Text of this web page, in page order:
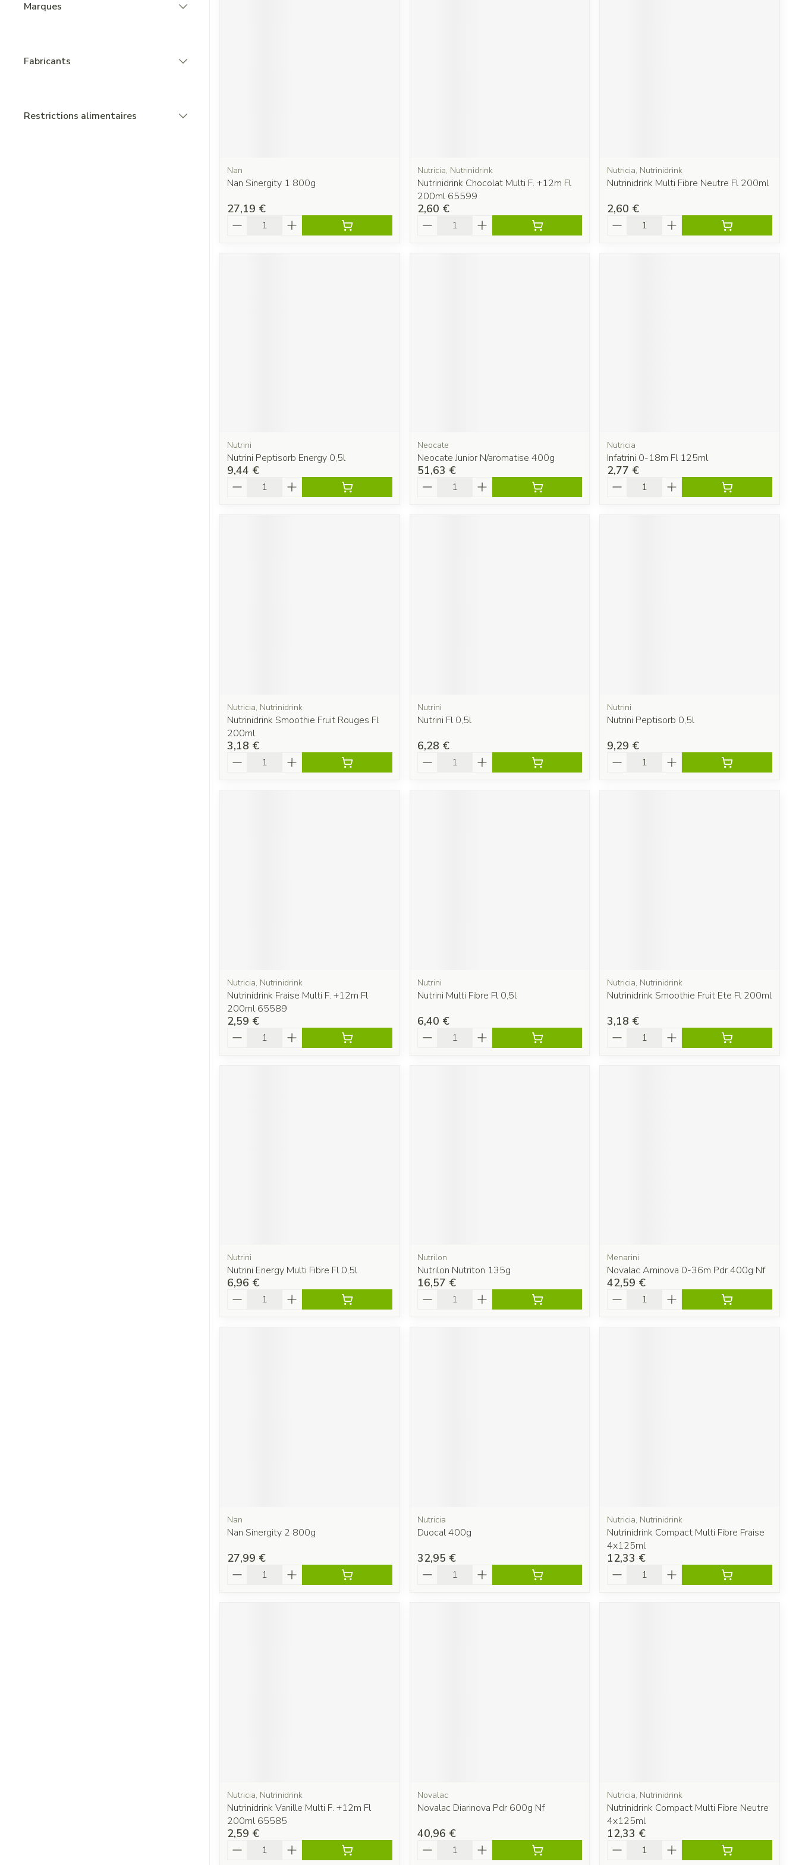
Marques
Fabricants
Restrictions alimentaires
Nan
Nan Sinergity 1 800g
27,19 €
Quantité
Nutricia, Nutrinidrink
Nutrinidrink Chocolat Multi F. +12m Fl
200ml 65599
2,60 €
Quantité
Nutricia, Nutrinidrink
Nutrinidrink Multi Fibre Neutre Fl 200ml
2,60 €
Quantité
Nutrini
Nutrini Peptisorb Energy 0,5l
9,44 €
Quantité
Neocate
Neocate Junior N/aromatise 400g
51,63 €
Quantité
Nutricia
Infatrini 0-18m Fl 125ml
2,77 €
Quantité
Nutricia, Nutrinidrink
Nutrinidrink Smoothie Fruit Rouges Fl
200ml
3,18 €
Quantité
Nutrini
Nutrini Fl 0,5l
6,28 €
Quantité
Nutrini
Nutrini Peptisorb 0,5l
9,29 €
Quantité
Nutricia, Nutrinidrink
Nutrinidrink Fraise Multi F. +12m Fl
200ml 65589
2,59 €
Quantité
Nutrini
Nutrini Multi Fibre Fl 0,5l
6,40 €
Quantité
Nutricia, Nutrinidrink
Nutrinidrink Smoothie Fruit Ete Fl 200ml
3,18 €
Quantité
Nutrini
Nutrini Energy Multi Fibre Fl 0,5l
6,96 €
Quantité
Nutrilon
Nutrilon Nutriton 135g
16,57 €
Quantité
Menarini
Novalac Aminova 0-36m Pdr 400g Nf
42,59 €
Quantité
Nan
Nan Sinergity 2 800g
27,99 €
Quantité
Nutricia
Duocal 400g
32,95 €
Quantité
Nutricia, Nutrinidrink
Nutrinidrink Compact Multi Fibre Fraise
4x125ml
12,33 €
Quantité
Nutricia, Nutrinidrink
Nutrinidrink Vanille Multi F. +12m Fl
200ml 65585
2,59 €
Quantité
Novalac
Novalac Diarinova Pdr 600g Nf
40,96 €
Quantité
Nutricia, Nutrinidrink
Nutrinidrink Compact Multi Fibre Neutre
4x125ml
12,33 €
Quantité